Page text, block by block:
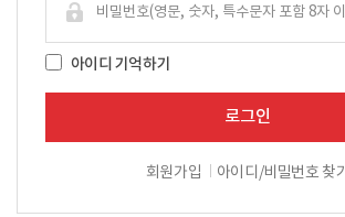
아이디 기억하기
로그인
회원가입 아이디/비밀번호 찾기